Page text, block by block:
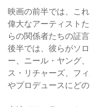
映画の前半では、こ
偉大なアーティスト
らの関係者たちの証
後半では、彼らがソ
ー、ニール・ヤング
ス・リチャーズ、フ
やプロデュースにど